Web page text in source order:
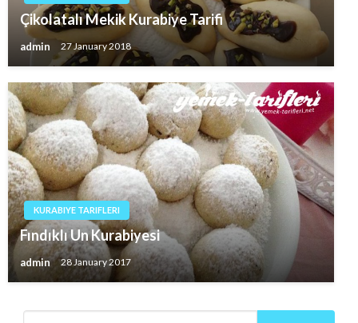
Çikolatalı Mekik Kurabiye Tarifi
admin 27 January 2018
KURABIYE TARIFLERI
Fındıklı Un Kurabiyesi
admin 28 January 2017